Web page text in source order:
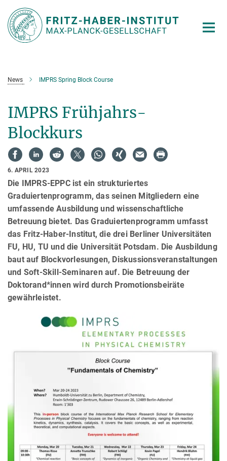
Hauptinhalt
News IMPRS Spring Block Course
IMPRS Frühjahrs-
Blockkurs
6. APRIL 2023
Die IMPRS-EPPC ist ein strukturiertes
Graduiertenprogramm, das seinen Mitgliedern eine
umfassende Ausbildung und wissenschaftliche
Betreuung bietet. Das Graduiertenprogramm umfasst
das Fritz-Haber-Institut, die drei Berliner Universitäten
FU, HU, TU und die Universität Potsdam. Die Ausbildung
baut auf Blockvorlesungen, Diskussionsveranstaltungen
und Soft-Skill-Seminaren auf. Die Betreuung der
Doktorand*innen wird durch Promotionsbeiräte
gewährleistet.